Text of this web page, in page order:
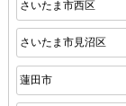
さいたま市西区
さいたま市見沼区
蓮田市